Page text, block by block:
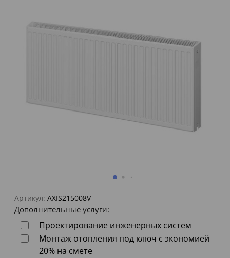
Артикул: AXIS215008V
Дополнительные услуги:
Проектирование инженерных систем
Монтаж отопления под ключ с экономией
20% на смете